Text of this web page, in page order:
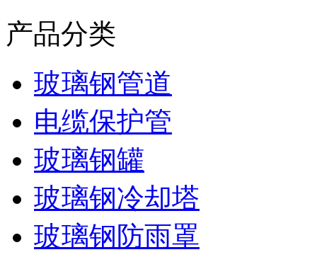
产品分类
玻璃钢管道
电缆保护管
玻璃钢罐
玻璃钢冷却塔
玻璃钢防雨罩